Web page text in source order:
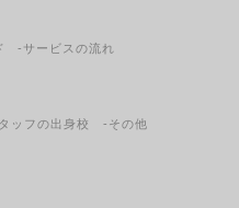
-サービスの流れ
ッフの出身校 -その他